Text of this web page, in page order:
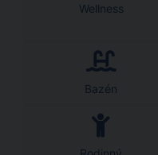
Wellness
Bazén